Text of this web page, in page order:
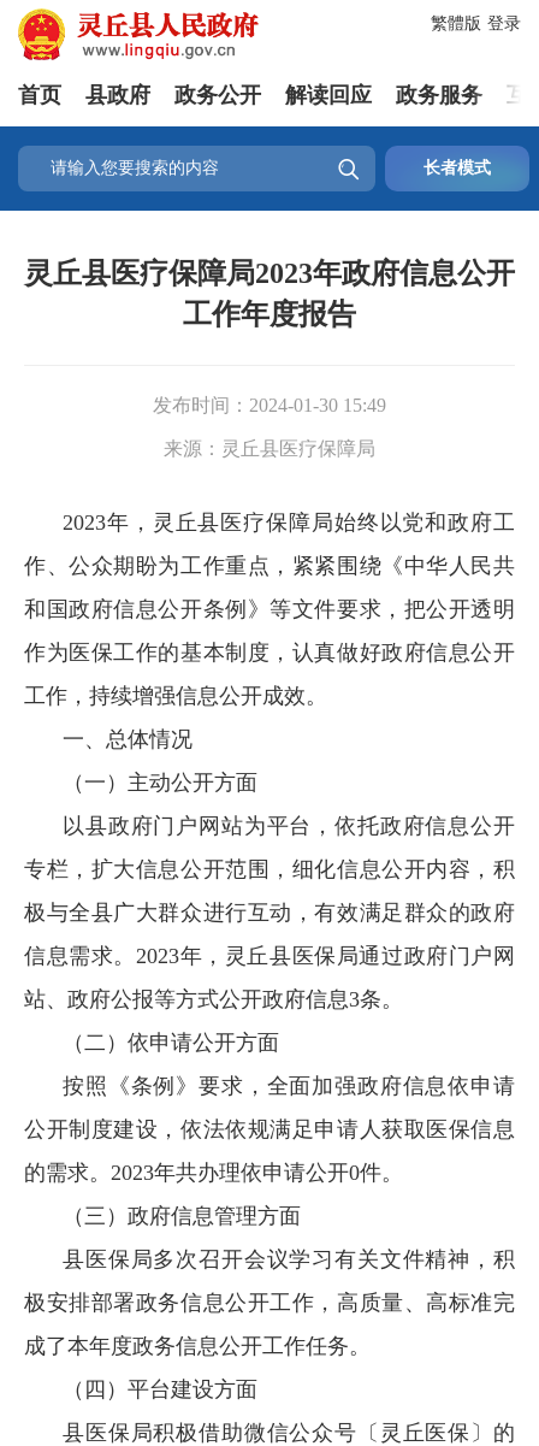
登录
繁體版
首页 县政府 政务公开 解读回应 政务服务 互
 长者模式
灵丘县医疗保障局2023年政府信息公开
工作年度报告
发布时间： 2024-01-30 15:49
来源： 灵丘县医疗保障局
2023年，灵丘县医疗保障局始终以党和政府工
作、公众期盼为工作重点，紧紧围绕《中华人民共
和国政府信息公开条例》等文件要求，把公开透明
作为医保工作的基本制度，认真做好政府信息公开
工作，持续增强信息公开成效。
一、总体情况
（一）主动公开方面
以县政府门户网站为平台，依托政府信息公开
专栏，扩大信息公开范围，细化信息公开内容，积
极与全县广大群众进行互动，有效满足群众的政府
信息需求。2023年，灵丘县医保局通过政府门户网
站、政府公报等方式公开政府信息3条。
（二）依申请公开方面
按照《条例》要求，全面加强政府信息依申请
公开制度建设，依法依规满足申请人获取医保信息
的需求。2023年共办理依申请公开0件。
（三）政府信息管理方面
县医保局多次召开会议学习有关文件精神，积
极安排部署政务信息公开工作，高质量、高标准完
成了本年度政务信息公开工作任务。
（四）平台建设方面
县医保局积极借助微信公众号〔灵丘医保〕的